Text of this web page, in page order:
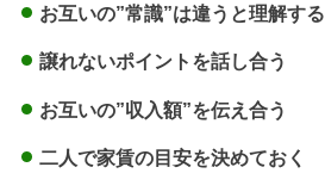
お互いの”常識”は違うと理解する
譲れないポイントを話し合う
お互いの”収入額”を伝え合う
二人で家賃の目安を決めておく